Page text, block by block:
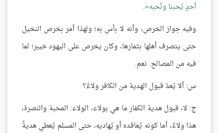
أحدٍ يُحبنا ونُحبه .
وفيه جواز الخرص، وأنه لا بأس به؛ ولهذا أمر بخرص النخيل
حتى يتصرف أهلها بثمارها، وكان يخرص على اليهود خيبر؛ لما
فيه من المصالح. نعم.
س: ألا يُعدّ قبول الهدية من الكافر ولاءً؟
ج: لا، قبول هدية الكفار ما هي بولاء، الولاء: المحبة والنصرة،
هذا ولاءٌ، أما كونه يُعاقده أو يُهاديه، حتى المسلم يُعطي هديةً